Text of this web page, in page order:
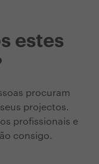
estes
procuram
projectos.
profissionais e
consigo.